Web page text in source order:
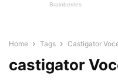
Home Tags Castigator
castigator